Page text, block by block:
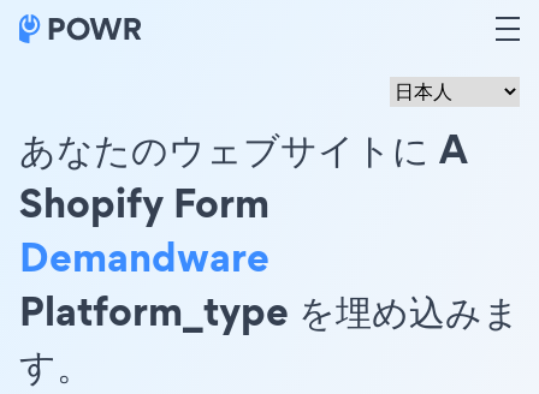
あなたのウェブサイトに A
Shopify Form
Demandware
Platform_type を埋め込みま
す。